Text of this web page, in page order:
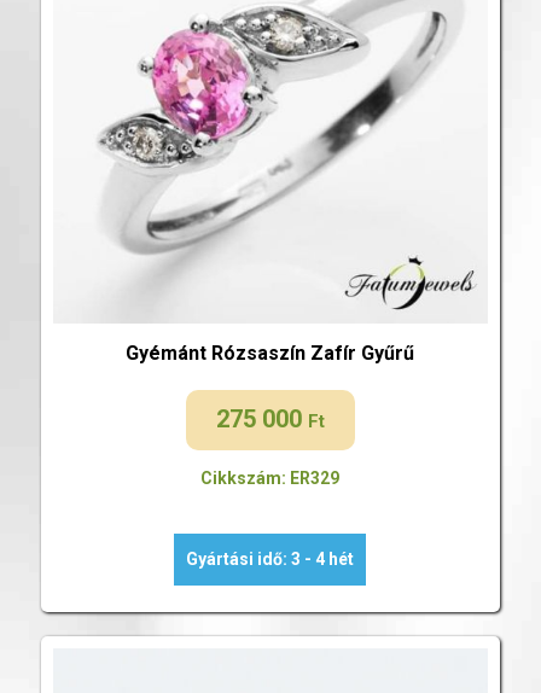
Gyémánt Rózsaszín Zafír Gyűrű
275 000 Ft
Cikkszám: ER329
Gyártási idő: 3 - 4 hét